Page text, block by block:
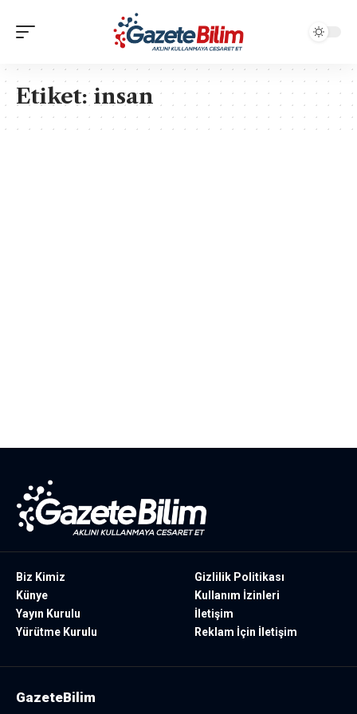
Etiket:insan
Biz Kimiz
Künye
Yayın Kurulu
Yürütme Kurulu
Gizlilik Politikası
Kullanım İzinleri
İletişim
Reklam İçin İletişim
GazeteBilim